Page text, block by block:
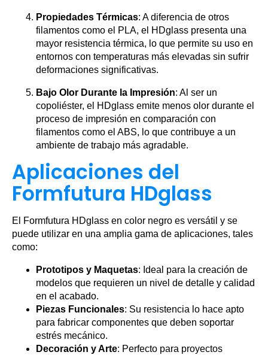
Propiedades Térmicas: A diferencia de otros
filamentos como el PLA, el HDglass presenta una
mayor resistencia térmica, lo que permite su uso en
entornos con temperaturas más elevadas sin sufrir
deformaciones significativas.
Bajo Olor Durante la Impresión: Al ser un
copoliéster, el HDglass emite menos olor durante el
proceso de impresión en comparación con
filamentos como el ABS, lo que contribuye a un
ambiente de trabajo más agradable.
Aplicaciones del
Formfutura HDglass
El Formfutura HDglass en color negro es versátil y se
puede utilizar en una amplia gama de aplicaciones, tales
como:
Prototipos y Maquetas: Ideal para la creación de
modelos que requieren un nivel de detalle y calidad
en el acabado.
Piezas Funcionales: Su resistencia lo hace apto
para fabricar componentes que deben soportar
estrés mecánico.
Decoración y Arte: Perfecto para proyectos